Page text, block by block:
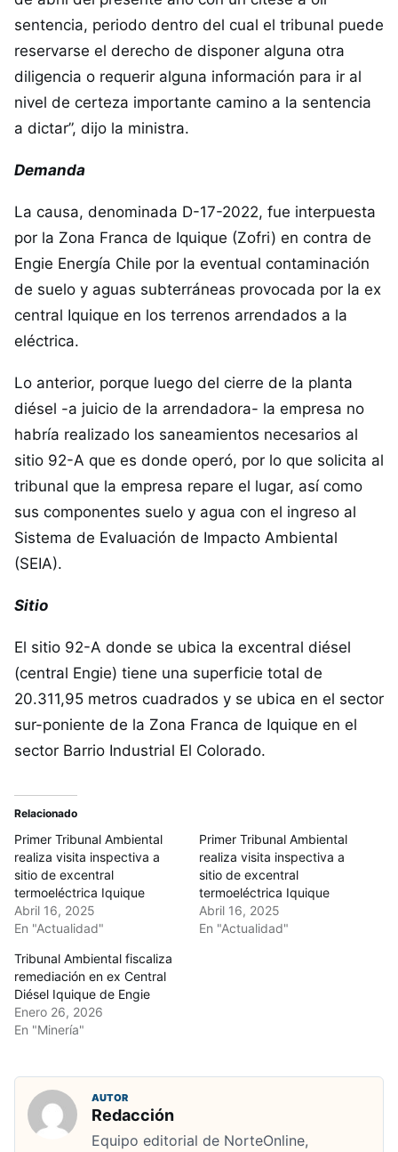
sentencia, periodo dentro del cual el tribunal puede
reservarse el derecho de disponer alguna otra
diligencia o requerir alguna información para ir al
nivel de certeza importante camino a la sentencia
a dictar”, dijo la ministra.
Demanda
La causa, denominada D-17-2022, fue interpuesta
por la Zona Franca de Iquique (Zofri) en contra de
Engie Energía Chile por la eventual contaminación
de suelo y aguas subterráneas provocada por la ex
central Iquique en los terrenos arrendados a la
eléctrica.
Lo anterior, porque luego del cierre de la planta
diésel -a juicio de la arrendadora- la empresa no
habría realizado los saneamientos necesarios al
sitio 92-A que es donde operó, por lo que solicita al
tribunal que la empresa repare el lugar, así como
sus componentes suelo y agua con el ingreso al
Sistema de Evaluación de Impacto Ambiental
(SEIA).
Sitio
El sitio 92-A donde se ubica la excentral diésel
(central Engie) tiene una superficie total de
20.311,95 metros cuadrados y se ubica en el sector
sur-poniente de la Zona Franca de Iquique en el
sector Barrio Industrial El Colorado.
Relacionado
Primer Tribunal Ambiental
realiza visita inspectiva a
sitio de excentral
termoeléctrica Iquique
Abril 16, 2025
En "Actualidad"
Primer Tribunal Ambiental
realiza visita inspectiva a
sitio de excentral
termoeléctrica Iquique
Abril 16, 2025
En "Actualidad"
Tribunal Ambiental fiscaliza
remediación en ex Central
Diésel Iquique de Engie
Enero 26, 2026
En "Minería"
AUTOR
Redacción
Equipo editorial de NorteOnline,